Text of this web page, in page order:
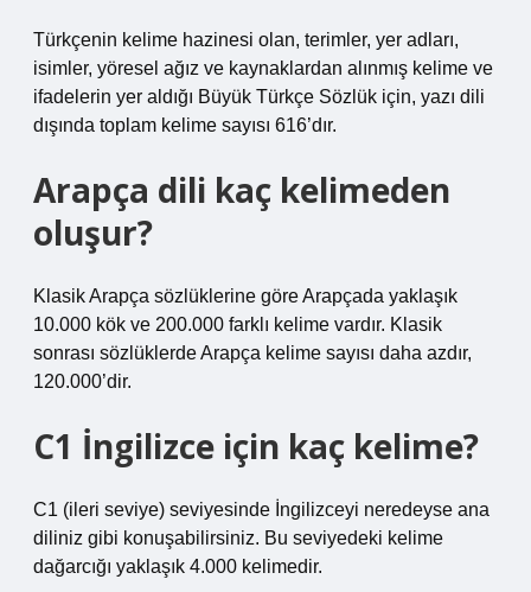
Türkçenin kelime hazinesi olan, terimler, yer adları,
isimler, yöresel ağız ve kaynaklardan alınmış kelime ve
ifadelerin yer aldığı Büyük Türkçe Sözlük için, yazı dili
dışında toplam kelime sayısı 616’dır.
Arapça dili kaç kelimeden
oluşur?
Klasik Arapça sözlüklerine göre Arapçada yaklaşık
10.000 kök ve 200.000 farklı kelime vardır. Klasik
sonrası sözlüklerde Arapça kelime sayısı daha azdır,
120.000’dir.
C1 İngilizce için kaç kelime?
C1 (ileri seviye) seviyesinde İngilizceyi neredeyse ana
diliniz gibi konuşabilirsiniz. Bu seviyedeki kelime
dağarcığı yaklaşık 4.000 kelimedir.